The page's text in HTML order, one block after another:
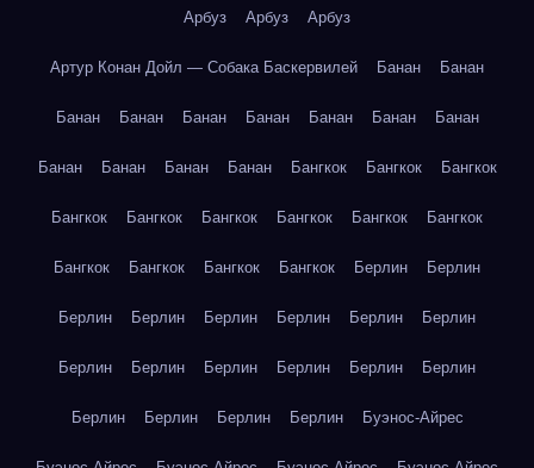
Арбуз Арбуз Арбуз
Артур Конан Дойл — Собака Баскервилей Банан Банан
Банан Банан Банан Банан Банан Банан Банан
Банан Банан Банан Банан Бангкок Бангкок Бангкок
Бангкок Бангкок Бангкок Бангкок Бангкок Бангкок
Бангкок Бангкок Бангкок Бангкок Берлин Берлин
Берлин Берлин Берлин Берлин Берлин Берлин
Берлин Берлин Берлин Берлин Берлин Берлин
Берлин Берлин Берлин Берлин Буэнос-Айрес